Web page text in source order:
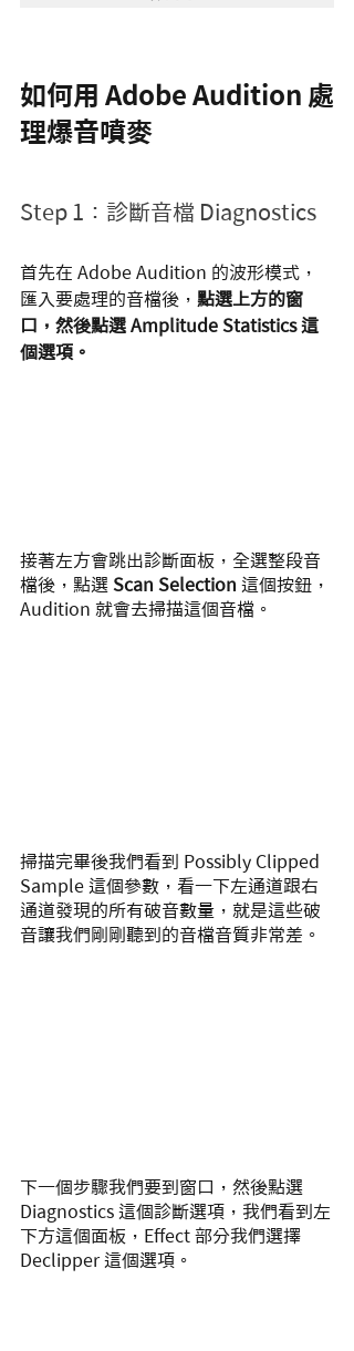
如何用 Adobe Audition 處
理爆音噴麥
Step 1：診斷音檔 Diagnostics
首先在 Adobe Audition 的波形模式，
匯入要處理的音檔後， 點選上方的窗
口，然後點選 Amplitude Statistics 這
個選項。
接著左方會跳出診斷面板，全選整段音
檔後，點選 Scan Selection 這個按鈕，
Audition 就會去掃描這個音檔。
掃描完畢後我們看到 Possibly Clipped
Sample 這個參數，看一下左通道跟右
通道發現的所有破音數量，就是這些破
音讓我們剛剛聽到的音檔音質非常差。
下一個步驟我們要到窗口，然後點選
Diagnostics 這個診斷選項，我們看到左
下方這個面板，Effect 部分我們選擇
Declipper 這個選項。